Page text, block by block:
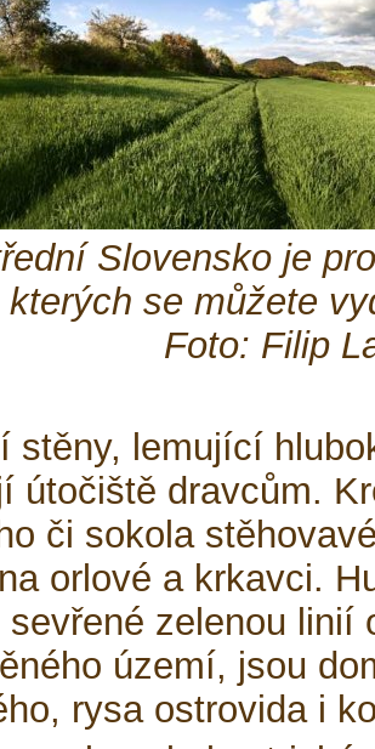
Slovensko je
kterých se můžete
Foto: Filip
stěny, lemující
útočiště dravcům.
či sokola
orlové a krkavci.
sevřené zelenou linií
území, jsou
rysa ostrovida i